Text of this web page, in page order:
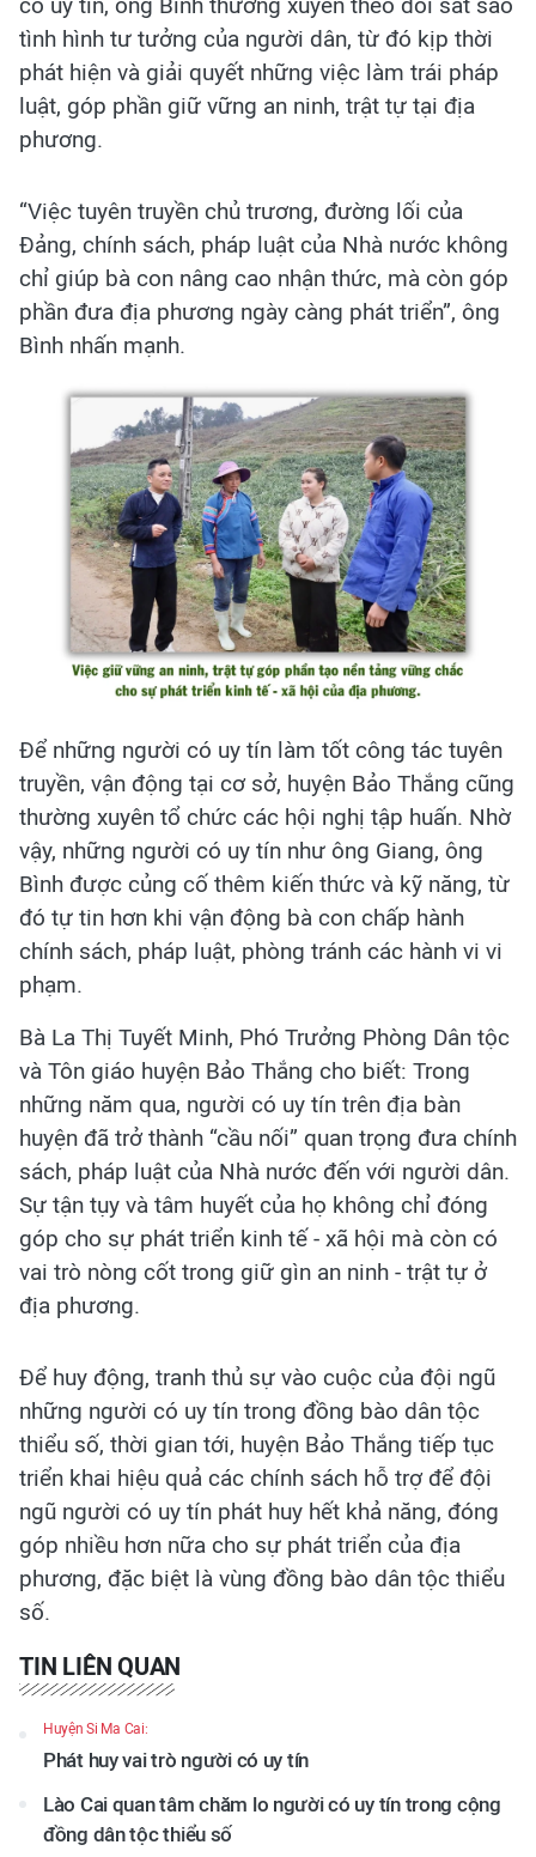
tình hình tư tưởng của người dân, từ đó kịp thời
phát hiện và giải quyết những việc làm trái pháp
luật, góp phần giữ vững an ninh, trật tự tại địa
phương.
“Việc tuyên truyền chủ trương, đường lối của
Đảng, chính sách, pháp luật của Nhà nước không
chỉ giúp bà con nâng cao nhận thức, mà còn góp
phần đưa địa phương ngày càng phát triển”, ông
Bình nhấn mạnh.
Để những người có uy tín làm tốt công tác tuyên
truyền, vận động tại cơ sở, huyện Bảo Thắng cũng
thường xuyên tổ chức các hội nghị tập huấn. Nhờ
vậy, những người có uy tín như ông Giang, ông
Bình được củng cố thêm kiến thức và kỹ năng, từ
đó tự tin hơn khi vận động bà con chấp hành
chính sách, pháp luật, phòng tránh các hành vi vi
phạm.
Bà La Thị Tuyết Minh, Phó Trưởng Phòng Dân tộc
và Tôn giáo huyện Bảo Thắng cho biết: Trong
những năm qua, người có uy tín trên địa bàn
huyện đã trở thành “cầu nối” quan trọng đưa chính
sách, pháp luật của Nhà nước đến với người dân.
Sự tận tụy và tâm huyết của họ không chỉ đóng
góp cho sự phát triển kinh tế - xã hội mà còn có
vai trò nòng cốt trong giữ gìn an ninh - trật tự ở
địa phương.
Để huy động, tranh thủ sự vào cuộc của đội ngũ
những người có uy tín trong đồng bào dân tộc
thiểu số, thời gian tới, huyện Bảo Thắng tiếp tục
triển khai hiệu quả các chính sách hỗ trợ để đội
ngũ người có uy tín phát huy hết khả năng, đóng
góp nhiều hơn nữa cho sự phát triển của địa
phương, đặc biệt là vùng đồng bào dân tộc thiểu
số.
TIN LIÊN QUAN
Huyện Si Ma Cai:
Phát huy vai trò người có uy tín
Lào Cai quan tâm chăm lo người có uy tín trong cộng
đồng dân tộc thiểu số